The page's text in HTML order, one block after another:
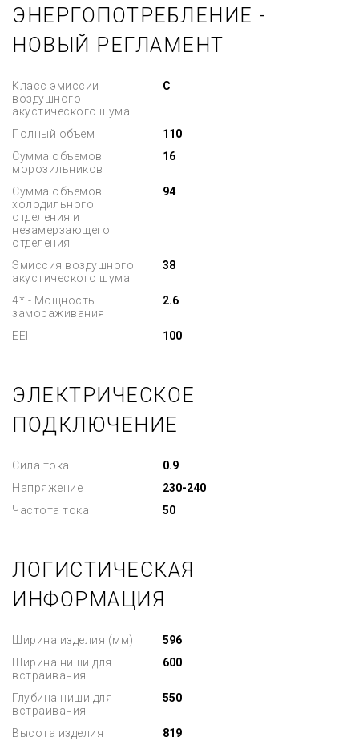
ЭНЕРГОПОТРЕБЛЕНИЕ -
НОВЫЙ РЕГЛАМЕНТ
Класс эмиссии
воздушного
акустического шума
C
Полный объем
110
Сумма объемов
морозильников
16
Сумма объемов
холодильного
отделения и
незамерзающего
отделения
94
Эмиссия воздушного
акустического шума
38
4* - Мощность
замораживания
2.6
EEI 100
ЭЛЕКТРИЧЕСКОЕ
ПОДКЛЮЧЕНИЕ
Сила тока
0.9
Напряжение
230-240
Частота тока
50
ЛОГИСТИЧЕСКАЯ
ИНФОРМАЦИЯ
Ширина изделия (мм)
596
Ширина ниши для
встраивания
600
Глубина ниши для
встраивания
550
Высота изделия
819